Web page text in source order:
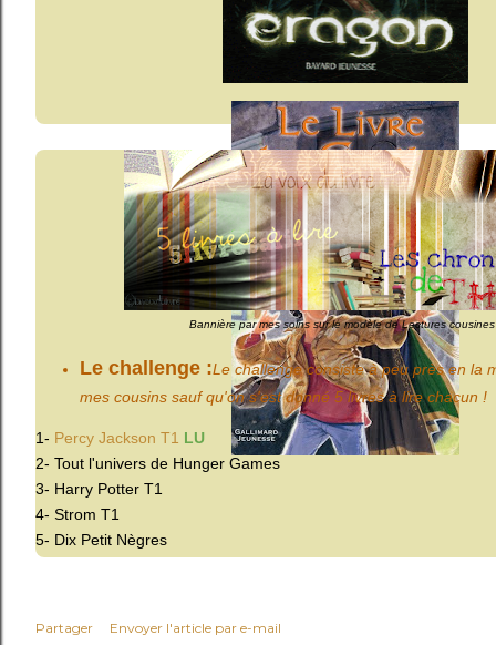
Bannière par mes soins sur le modèle de Lectures
Le challenge :Le challenge consiste à peu près en la
mes cousins sauf qu'on s'est donné 5 livres à lire chacun !
1- Percy Jackson T1 LU
2- Tout l'univers de Hunger Games
3- Harry Potter T1
4- Strom T1
5- Dix Petit Nègres
Partager
Envoyer l'article par e-mail